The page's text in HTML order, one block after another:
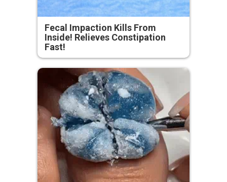
Fecal Impaction Kills From
Inside! Relieves Constipation
Fast!